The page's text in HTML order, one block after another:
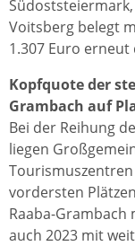
Voitsberg belegt
1.307 Euro erneut
Kopfquote der
Grambach auf
Bei der Reihung
liegen
vordersten
Raaba-
auch 2023 mit